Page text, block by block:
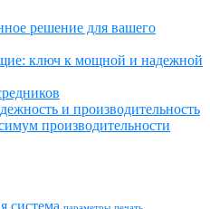
решение для вашего
ключ к мощной и надежной
и производительность
производительности
система